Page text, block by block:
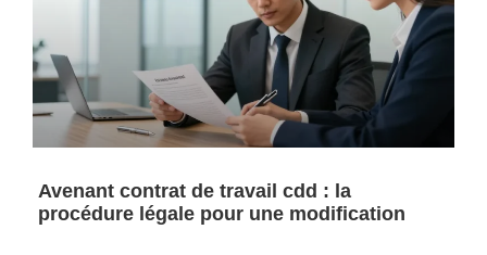
Avenant contrat de travail cdd : la
procédure légale pour une modification